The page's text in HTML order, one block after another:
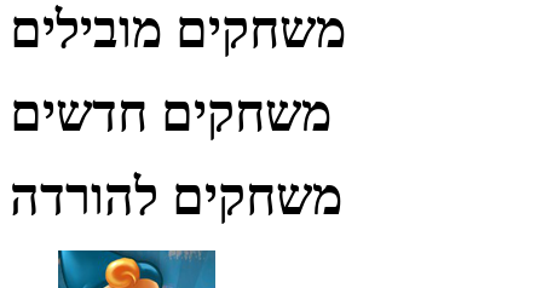
משחקים מובילים
משחקים חדשים
משחקים להורדה